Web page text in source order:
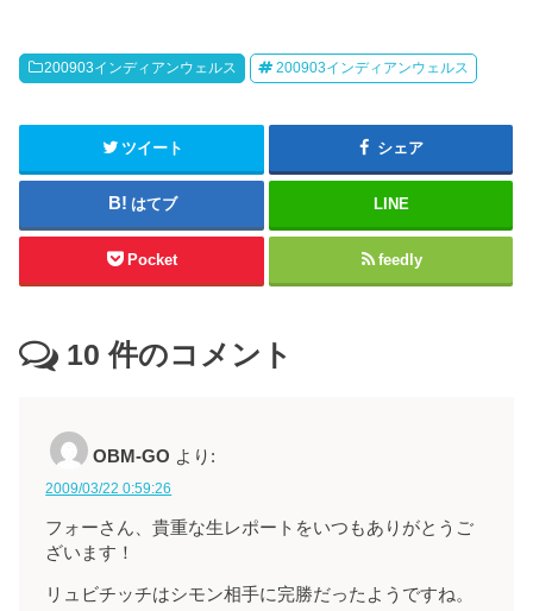
200903インディアンウェルス 200903インディアンウェルス
ツイート シェア
はてブ LINE
Pocket feedly
10 件のコメント
OBM-GO より:
2009/03/22 0:59:26
フォーさん、貴重な生レポートをいつもありがとうご
ざいます！
リュビチッチはシモン相手に完勝だったようですね。